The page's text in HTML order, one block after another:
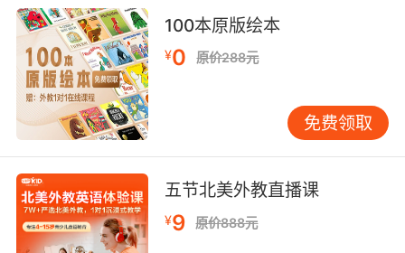
100本原版绘本
¥0 原价288元
免费领取
五节北美外教直播课
¥9 原价888元